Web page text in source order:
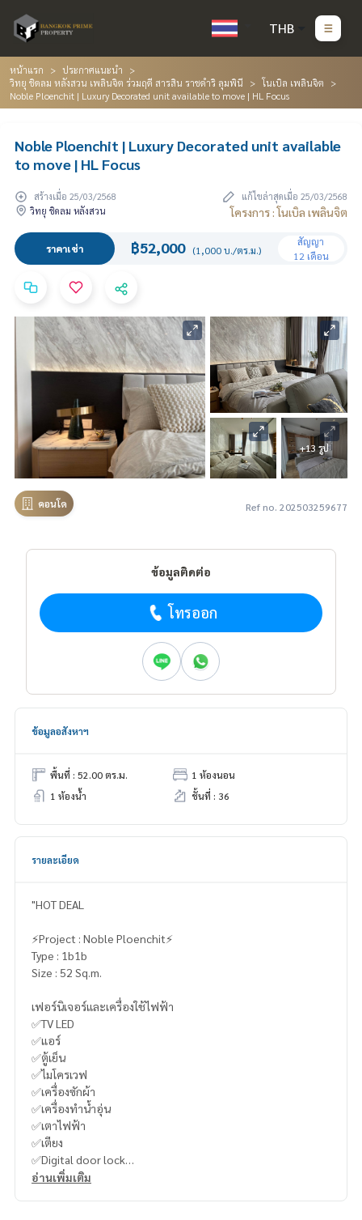
THB
หน้าแรก
ประกาศแนะนำ
วิทยุ ชิดลม หลังสวน เพลินจิต ร่วมฤดี สารสิน ราชดำริ ลุมพินี
โนเบิล เพลินจิต
Noble Ploenchit | Luxury Decorated unit available to move | HL Focus
Noble Ploenchit | Luxury Decorated unit available
to move | HL Focus
สร้างเมื่อ 25/03/2568
แก้ไขล่าสุดเมื่อ 25/03/2568
วิทยุ ชิดลม หลังสวน
โครงการ : โนเบิล เพลินจิต
ราคาเช่า ฿52,000 (1,000 บ./ตร.ม.)
สัญญา
12 เดือน
+13 รูป
คอนโด Ref no. 202503259677
ข้อมูลติดต่อ
โทรออก
ข้อมูลอสังหาฯ
พื้นที่ : 52.00 ตร.ม.
1 ห้องนอน
1 ห้องน้ำ
ชั้นที่ : 36
รายละเอียด
"HOT DEAL
⚡️Project : Noble Ploenchit⚡️
Type : 1b1b
Size : 52 Sq.m.
เฟอร์นิเจอร์และเครื่องใช้ไฟฟ้า
✅TV LED
✅แอร์
✅ตู้เย็น
✅ไมโครเวฟ
✅เครื่องซักผ้า
✅เครื่องทำน้ำอุ่น
✅เตาไฟฟ้า
✅เตียง
✅Digital door lock
----------------------------------------
อ่านเพิ่มเติม